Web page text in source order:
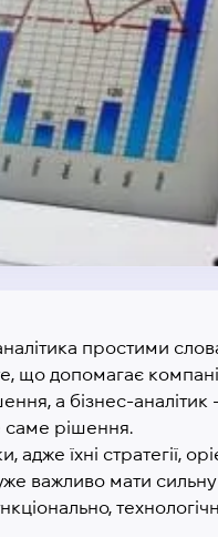
простими
що допомагає
а бізнес-
саме рішення.
адже їхні стратегії,
важливо мати сильну